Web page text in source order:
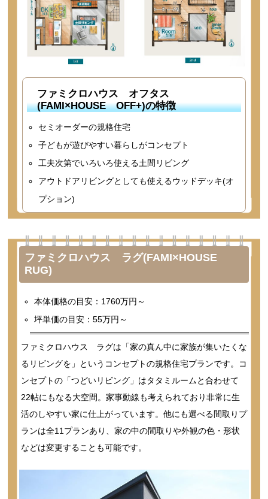
ファミクロハウス オフタス
(FAMI×HOUSE OFF+)の特徴
セミオーダーの規格住宅
子どもが遊びやすい暮らしがコンセプト
工夫次第でいろいろ使える土間リビング
アウトドアリビングとしても使えるウッドデッキ(オ
プション)
ファミクロハウス ラグ(FAMI×HOUSE
RUG)
本体価格の目安：1760万円～
坪単価の目安：55万円～
ファミクロハウス ラグは「家の真ん中に家族が集いたくな
るリビングを」というコンセプトの規格住宅プランです。コ
ンセプトの「つどいリビング」はタタミルームと合わせて
22帖にもなる大空間。家事動線も考えられており非常に生
活のしやすい家に仕上がっています。他にも選べる間取りプ
ランは全11プランあり、家の中の間取りや外観の色・形状
などは変更することも可能です。